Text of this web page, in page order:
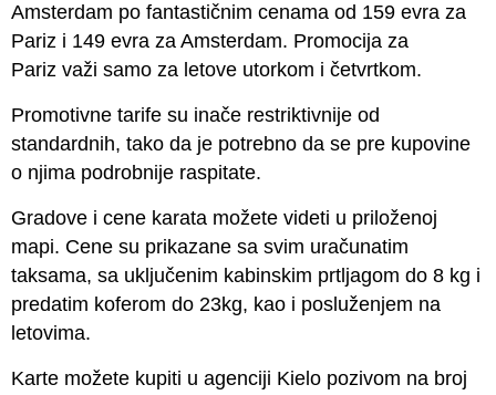
Amsterdam po fantastičnim cenama od 159 evra za
Pariz i 149 evra za Amsterdam. Promocija za
Pariz važi samo za letove utorkom i četvrtkom.
Promotivne tarife su inače restriktivnije od
standardnih, tako da je potrebno da se pre kupovine
o njima podrobnije raspitate.
Gradove i cene karata možete videti u priloženoj
mapi. Cene su prikazane sa svim uračunatim
taksama, sa uključenim kabinskim prtljagom do 8 kg i
predatim koferom do 23kg, kao i posluženjem na
letovima.
Karte možete kupiti u agenciji Kielo pozivom na broj